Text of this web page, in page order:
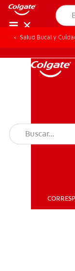
Salud Bucal y